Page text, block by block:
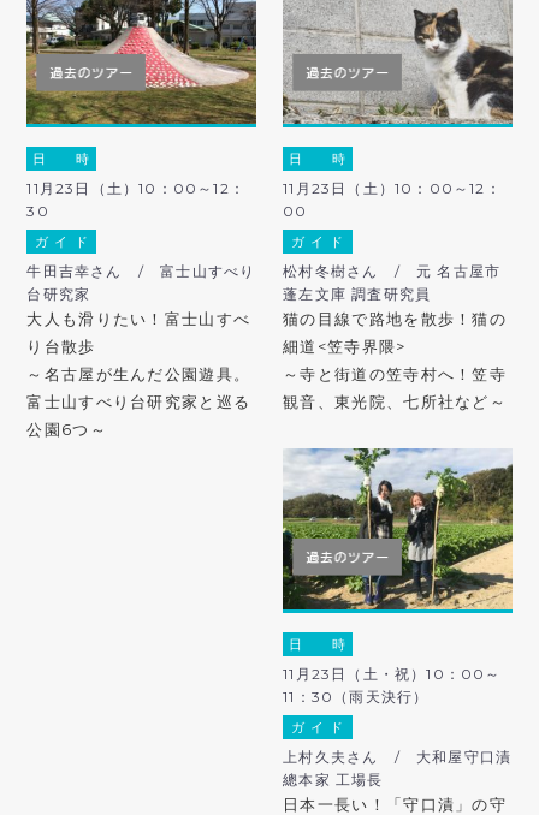
日 時
11月23日（土）10：00～12：
30
ガ イ ド
牛田吉幸さん / 富士山すべり
台研究家
大人も滑りたい！富士山すべ
り台散歩
～名古屋が生んだ公園遊具。
富士山すべり台研究家と巡る
公園6つ～
日 時
11月23日（土）10：00～12：
00
ガ イ ド
松村冬樹さん / 元 名古屋市
蓬左文庫 調査研究員
猫の目線で路地を散歩！猫の
細道<笠寺界隈>
～寺と街道の笠寺村へ！笠寺
観音、東光院、七所社など～
日 時
11月23日（土・祝）10：00～
11：30（雨天決行）
ガ イ ド
上村久夫さん / 大和屋守口漬
總本家 工場長
日本一長い！「守口漬」の守